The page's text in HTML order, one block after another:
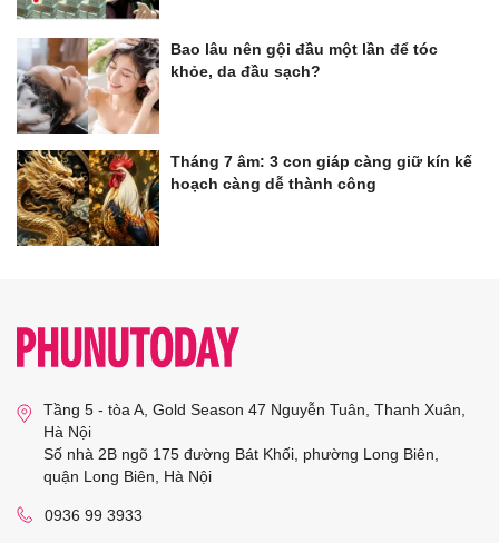
Bao lâu nên gội đầu một lần để tóc
khỏe, da đầu sạch?
Tháng 7 âm: 3 con giáp càng giữ kín kế
hoạch càng dễ thành công
Tầng 5 - tòa A, Gold Season 47 Nguyễn Tuân, Thanh Xuân,
Hà Nội
Số nhà 2B ngõ 175 đường Bát Khối, phường Long Biên,
quận Long Biên, Hà Nội
0936 99 3933